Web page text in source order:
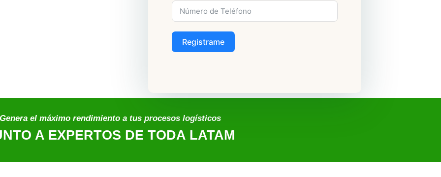
Registrame
Genera el máximo rendimiento a tus procesos logísticos
A EXPERTOS DE TODA LATAM